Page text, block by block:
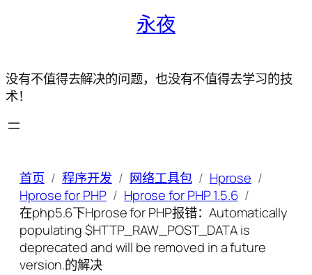
永夜
没有不值得去解决的问题，也没有不值得去学习的技
术！
首页 程序开发 网络工具包
Hprose
Hprose for PHP
Hprose for PHP 1.5.6
在php5.6下Hprose for PHP报错：Automatically
populating $HTTP_RAW_POST_DATA is
deprecated and will be removed in a future
version.的解决